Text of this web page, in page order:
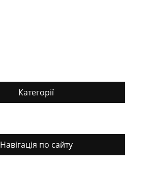
Категорії
Навігація по сайту